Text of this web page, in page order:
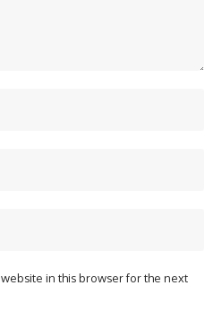
website in this browser for the next